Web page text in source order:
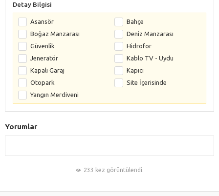
Detay Bilgisi
Asansör
Bahçe
Boğaz Manzarası
Deniz Manzarası
Güvenlik
Hidrofor
Jeneratör
Kablo TV - Uydu
Kapalı Garaj
Kapıcı
Otopark
Site İçerisinde
Yangın Merdiveni
Yorumlar
233 kez görüntülendi.